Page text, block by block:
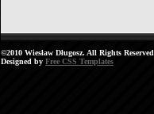
©2010 Wiesław Długosz. All Rights Reserved
Designed by Free CSS Templates